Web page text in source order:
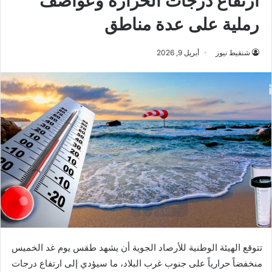
رملية على عدة مناطق
شنقيط نيوز أبريل 9, 2026
تتوقع الهيئة الوطنية للأرصاد الجوية أن يشهد طقس يوم غد الخميس
منخفضاً حرارياً على جنوب غرب البلاد، ما سيؤدي إلى ارتفاع درجات